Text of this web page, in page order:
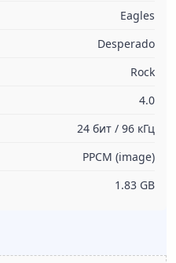
Eagles
Desperado
Rock
4.0
24 бит / 96 кГц
PPCM (image)
1.83 GB